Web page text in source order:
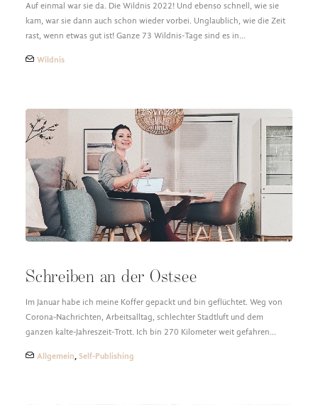
Auf einmal war sie da. Die Wildnis 2022! Und ebenso schnell, wie sie
kam, war sie dann auch schon wieder vorbei. Unglaublich, wie die Zeit
rast, wenn etwas gut ist! Ganze 73 Wildnis-Tage sind es in…
Wildnis
Schreiben an der Ostsee
Im Januar habe ich meine Koffer gepackt und bin geflüchtet. Weg von
Corona-Nachrichten, Arbeitsalltag, schlechter Stadtluft und dem
ganzen kalte-Jahreszeit-Trott. Ich bin 270 Kilometer weit gefahren…
Allgemein, Self-Publishing